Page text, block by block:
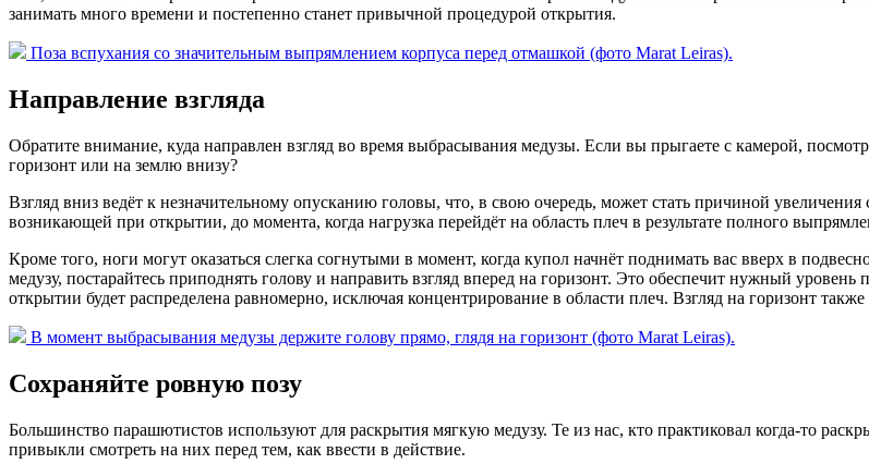
занимать много времени и постепенно станет привычной процедурой открытия.
Поза вспухания со значительным выпрямлением корпуса перед отмашкой (фото Marat Leiras).
Направление взгляда
Обратите внимание, куда направлен взгляд во время выбрасывания медузы. Если вы прыгаете с камерой,
горизонт или на землю внизу?
Взгляд вниз ведёт к незначительному опусканию головы, что, в свою очередь, может стать причиной
возникающей при открытии, до момента, когда нагрузка перейдёт на область плеч в результате полного
Кроме того, ноги могут оказаться слегка согнутыми в момент, когда купол начнёт поднимать вас вверх в
медузу, постарайтесь приподнять голову и направить взгляд вперед на горизонт. Это обеспечит нужный
открытии будет распределена равномерно, исключая концентрирование в области плеч. Взгляд на горизонт
В момент выбрасывания медузы держите голову прямо, глядя на горизонт (фото Marat Leiras).
Сохраняйте ровную позу
Большинство парашютистов используют для раскрытия мягкую медузу. Те из нас, кто практиковал когда-то
привыкли смотреть на них перед тем, как ввести в действие.